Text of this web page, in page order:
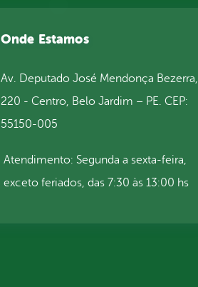
Onde Estamos
Av. Deputado José Mendonça Bezerra,
220 - Centro, Belo Jardim – PE. CEP:
55150-005
Atendimento: Segunda a sexta-feira,
exceto feriados, das 7:30 às 13:00 hs